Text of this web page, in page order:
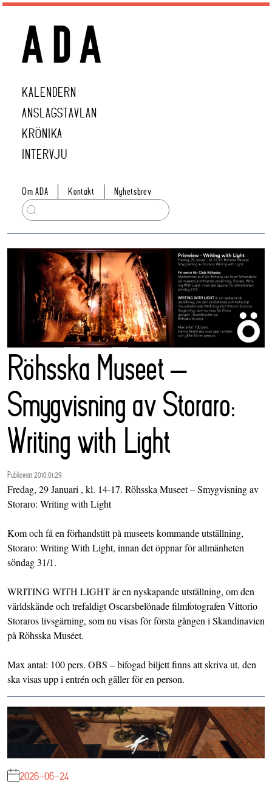
KALENDERN
ANSLAGSTAVLAN
KRÖNIKA
INTERVJU
Om ADA Kontakt Nyhetsbrev
Röhsska Museet –
Smygvisning av Storaro:
Writing with Light
Publicerat 2010.01.29
Fredag, 29 Januari , kl. 14-17. Röhsska Museet – Smygvisning av
Storaro: Writing with Light
Kom och få en förhandstitt på museets kommande utställning,
Storaro: Writing With Light, innan det öppnar för allmänheten
söndag 31/1.
WRITING WITH LIGHT är en nyskapande utställning, om den
världskände och trefaldigt Oscarsbelönade filmfotografen Vittorio
Storaros livsgärning, som nu visas för första gången i Skandinavien
på Röhsska Muséet.
Max antal: 100 pers. OBS – bifogad biljett finns att skriva ut, den
ska visas upp i entrén och gäller för en person.
2026-06-24